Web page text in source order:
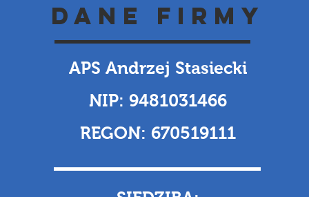
DANE FIRMY
APS Andrzej Stasiecki
NIP: 9481031466
REGON: 670519111